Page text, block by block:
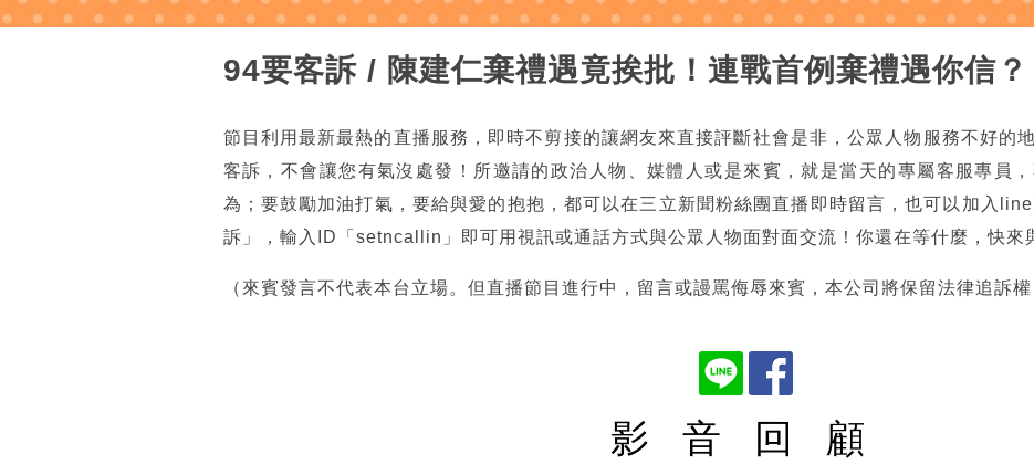
94要客訴 / 陳建仁棄禮遇竟挨批！連戰首例棄禮遇你信？
節目利用最新最熱的直播服務，即時不剪接的讓網友來直接評斷社會是非，公眾人物服務不好的
客訴，不會讓您有氣沒處發！所邀請的政治人物、媒體人或是來賓，就是當天的專屬客服專員
為；要鼓勵加油打氣，要給與愛的抱抱，都可以在三立新聞粉絲團直播即時留言，也可以加入
訴」，輸入ID「setncallin」即可用視訊或通話方式與公眾人物面對面交流！你還在等什麼，快來
（來賓發言不代表本台立場。但直播節目進行中，留言或謾罵侮辱來賓，本公司將保留法律追訴權
影 音 回 顧